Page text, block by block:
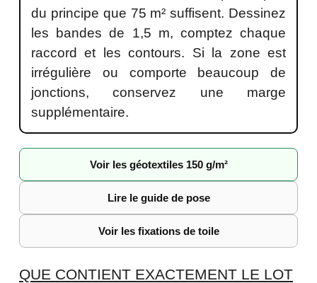
du principe que 75 m² suffisent. Dessinez
les bandes de 1,5 m, comptez chaque
raccord et les contours. Si la zone est
irrégulière ou comporte beaucoup de
jonctions, conservez une marge
supplémentaire.
Voir les géotextiles 150 g/m²
Lire le guide de pose
Voir les fixations de toile
QUE CONTIENT EXACTEMENT LE LOT